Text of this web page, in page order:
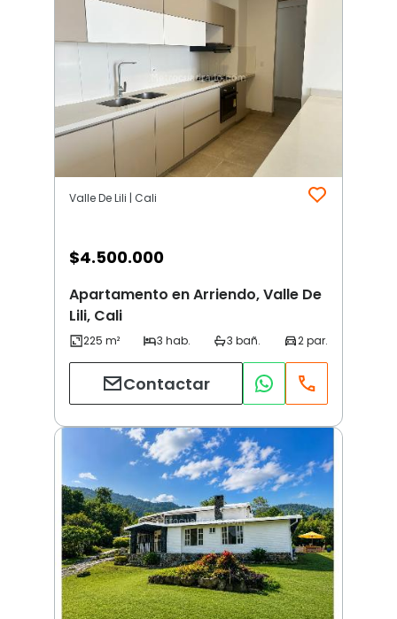
Valle De Lili | Cali
$4.500.000
Apartamento en Arriendo, Valle De
Lili, Cali
Contactar